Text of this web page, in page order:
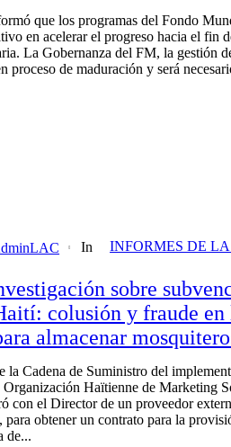
que los programas del Fondo
en acelerar el progreso hacia el fin
La Gobernanza del FM, la gestión
proceso de maduración y será
In INFORMES DE
sobre
colusión y fraude en
almacenar
la Cadena de Suministro del
Haïtienne de Marketing
​​con el Director de un proveedor
para obtener un contrato para la
de...